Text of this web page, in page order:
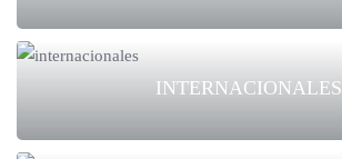
INTERNACIONALES